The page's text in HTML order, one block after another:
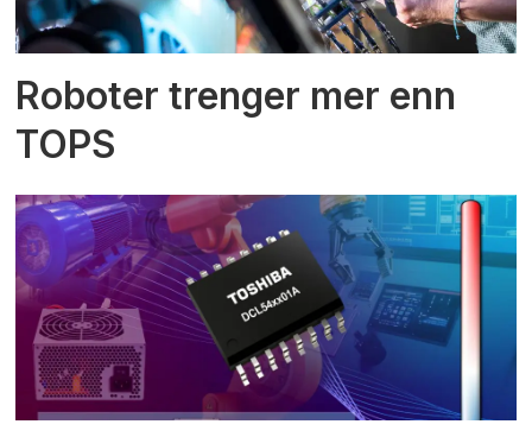
Roboter trenger mer enn
TOPS